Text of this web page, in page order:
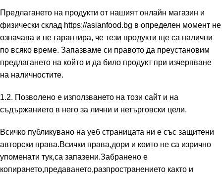
Предлагането на продукти от нашият онлайн магазин и
физически склад https://asianfood.bg в определен момент не
означава и не гарантира, че тези продукти ще сa налични
по всяко време. Запазваме си правото да преустановим
предлагането на който и да било продукт при изчерпване
на наличностите.
1.2. Позволено е използването на този сайт и на
съдържанието в него за лични и нетърговски цели.
Всичко публикувано на уеб страницaта ни е със защитени
авторски права.Всички права,дори и които не са изрично
упоменати тук,са запазени.Забранено е
копирането,предаването,разпространението както и